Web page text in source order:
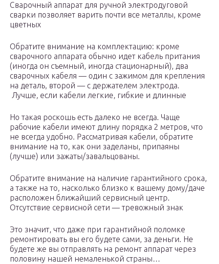
Сварочный аппарат для ручной электродуговой
сварки позволяет варить почти все металлы, кроме
цветных
Обратите внимание на комплектацию: кроме
сварочного аппарата обычно идет кабель притания
(иногда он съемный, иногда стационарный), два
сварочных кабеля — один с зажимом для крепления
на деталь, второй — с держателем электрода.
Лучше, если кабели легкие, гибкие и длинные
Но такая роскошь есть далеко не всегда. Чаще
рабочие кабели имеют длину порядка 2 метров, что
не всегда удобно. Рассматривая кабели, обратите
внимание на то, как они заделаны, припаяны
(лучше) или зажаты/завальцованы.
Обратите внимание на наличие гарантийного срока,
а также на то, насколько близко к вашему дому/даче
расположен ближайший сервисный центр.
Отсутствие сервисной сети — тревожный знак
Это значит, что даже при гарантийной поломке
ремонтировать вы его будете сами, за деньги. Не
будете же вы отправлять на ремонт аппарат через
половину нашей немаленькой страны…